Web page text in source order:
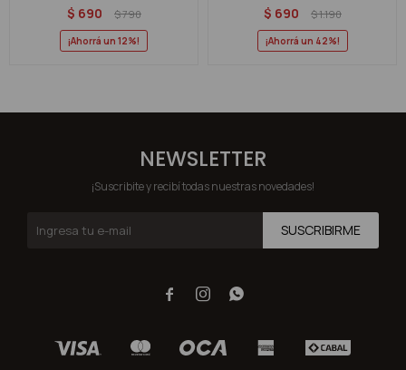
$ 690 $790
12
$ 690 $1.190
42
NEWSLETTER
¡Suscribite y recibí todas nuestras novedades!
SUSCRIBIRME
  